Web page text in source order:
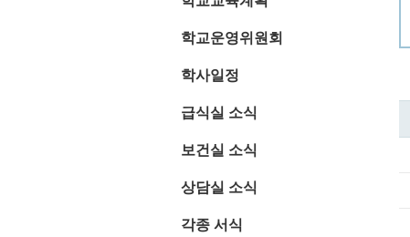
학교운영위원회
학사일정
급식실 소식
보건실 소식
상담실 소식
각종 서식